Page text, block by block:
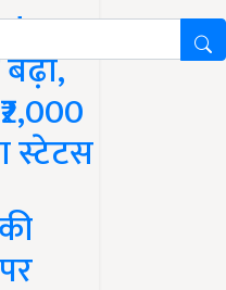
स्टेटस